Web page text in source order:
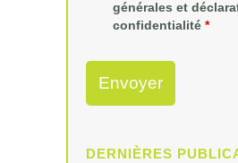
générales et
confidentialité *
DERNIÈRES